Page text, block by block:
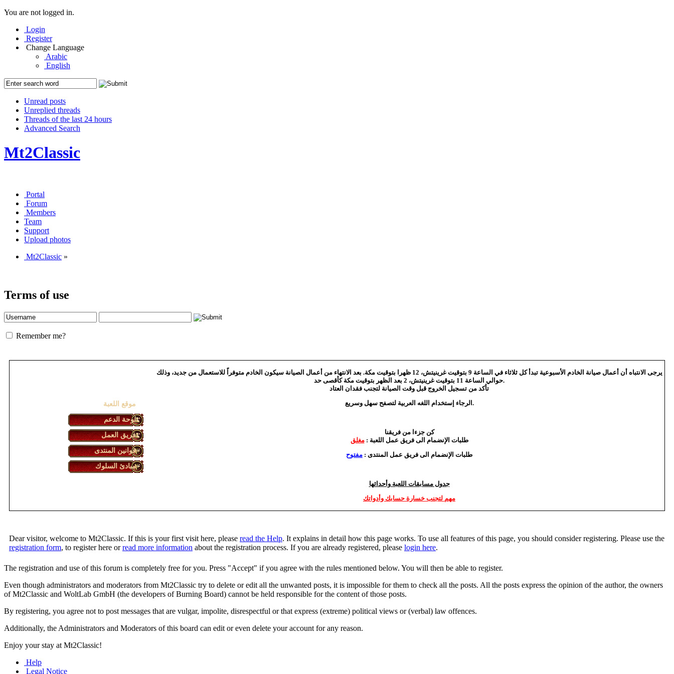
You are not logged in.
Login
Register
Change Language
Arabic
English
Unread posts
Unreplied threads
Threads of the last 24 hours
Advanced Search
Mt2Classic
Portal
Forum
Members
Team
Support
Upload photos
Mt2Classic »
Terms of use
Remember me?
موقع اللعبة
لوحة الدعم
فريق العمل
قوانين المنتدى
مبادئ السلوك
يرجى الانتباه أن أعمال صيانة الخادم الأسبوعية تبدأ كل ثلاثاء في الساعة 9 بتوقيت غرينيتش، 12 ظهرا بتوقيت مكة. بعد الانتهاء من أعمال الصيانة سيكون الخادم متوفراً للاستعمال من جديد، وذلك
حوالي الساعة 11 بتوقيت غرينيتش، 2 بعد الظهر بتوقيت مكة كأقصى حد.
تأكد من تسجيل الخروج قبل وقت الصيانة لتجنب فقدان العتاد
الرجاء إستخدام اللغه العربية لتصفح سهل وسريع.
كن جزءا من فريقنا
طلبات الإنضمام الى فريق عمل اللعبة :مغلق
طلبات الإنضمام الى فريق عمل المنتدى : مفتوح
جدول مسابقات اللعبة وأحداثها
مهم لتجنب خسارة حسابك وأدواتك
Dear visitor, welcome to Mt2Classic. If this is your first visit here, please read the Help. It explains in detail how this page works. To use all features of this page, you should consider registering. Please use the
registration form, to register here orread more information about the registration process. If you are already registered, please login here.
The registration and use of this forum is completely free for you. Press "Accept" if you agree with the rules mentioned below. You will then be able to register.
Even though administrators and moderators from Mt2Classic try to delete or edit all the unwanted posts, it is impossible for them to check all the posts. All the posts express the opinion of the author, the owners
of Mt2Classic and WoltLab GmbH (the developers of Burning Board) cannot be held responsible for the content of those posts.
By registering, you agree not to post messages that are vulgar, impolite, disrespectful or that express (extreme) political views or (verbal) law offences.
Additionally, the Administrators and Moderators of this board can edit or even delete your account for any reason.
Enjoy your stay at Mt2Classic!
Help
Legal Notice